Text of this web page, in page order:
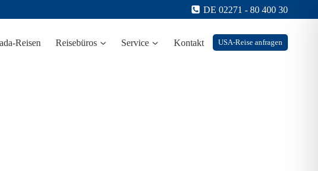
DE 02271 - 80 400 30
Reisen Reisebüros Service Kontakt USA-Reise anfragen